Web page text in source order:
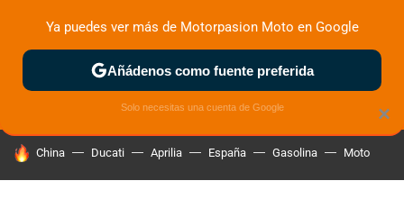
ZONA DE PRUEBAS DEPORTIVAS MOTOS ELÉCTRICAS
HOY SE HABLA DE
China Ducati Aprilia España Gasolina Moto
×
Ya puedes ver más de Motorpasion Moto en Google
Añádenos como fuente preferida
Solo necesitas una cuenta de Google